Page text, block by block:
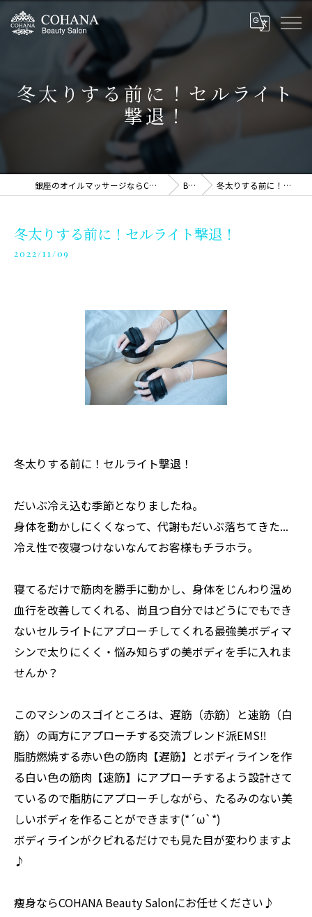
冬太りする前に！セルライト
撃退！
銀座のオイルマッサージならCOHANA Massage Therapy BLOG 冬太りする前に！セルライト撃退！
冬太りする前に！セルライト撃退！
2022/11/09
冬太りする前に！セルライト撃退！
だいぶ冷え込む季節となりましたね。
身体を動かしにくくなって、代謝もだいぶ落ちてきた...
冷え性で夜寝つけないなんてお客様もチラホラ。
寝てるだけで筋肉を勝手に動かし、身体をじんわり温め
血行を改善してくれる、尚且つ自分ではどうにでもでき
ないセルライトにアプローチしてくれる最強美ボディマ
シンで太りにくく・悩み知らずの美ボディを手に入れま
せんか？
このマシンのスゴイところは、遅筋（赤筋）と速筋（白
筋）の両方にアプローチする交流ブレンド派EMS‼️
脂肪燃焼する赤い色の筋肉【遅筋】とボディラインを作
る白い色の筋肉【速筋】にアプローチするよう設計さて
ているので脂肪にアプローチしながら、たるみのない美
しいボディを作ることができます(*´ω`*)
ボディラインがクビれるだけでも見た目が変わりますよ
♪
痩身ならCOHANA Beauty Salonにお任せください♪